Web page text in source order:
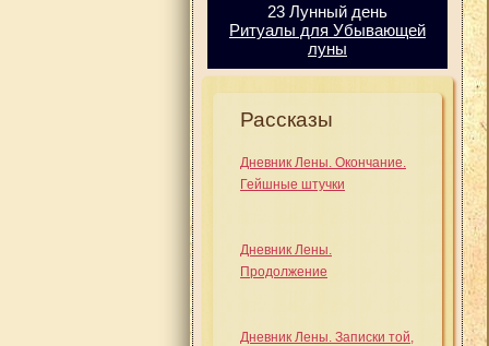
23 Лунный день
Ритуалы для Убывающей
луны
Рассказы
Дневник Лены. Окончание.
Гейшные штучки
Дневник Лены.
Продолжение
Дневник Лены. Записки той,